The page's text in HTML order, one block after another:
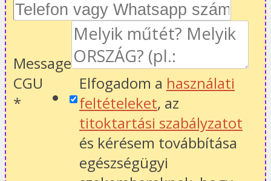
Message
CGU
*
Elfogadom a használati
feltételeket, az
titoktartási szabályzatot
és kérésem továbbítása
egészségügyi